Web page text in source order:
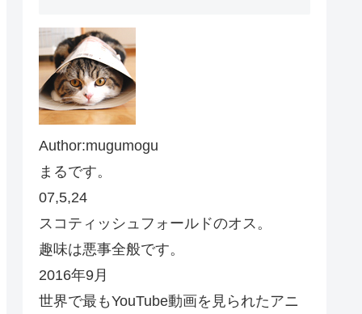
Author:mugumogu
まるです。
07,5,24
スコティッシュフォールドのオス。
趣味は悪事全般です。
2016年9月
世界で最もYouTube動画を見られたアニ